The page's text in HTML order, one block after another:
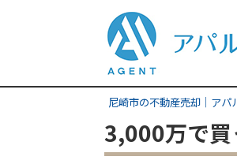
尼崎市の不動産売却｜アパ
3,000万で買